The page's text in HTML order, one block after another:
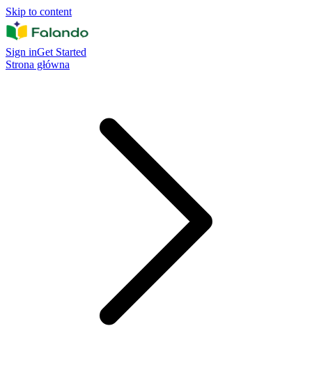
Skip to content
Sign inGet Started
Strona główna